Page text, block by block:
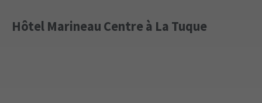
Hôtel Marineau Centre à La Tuque